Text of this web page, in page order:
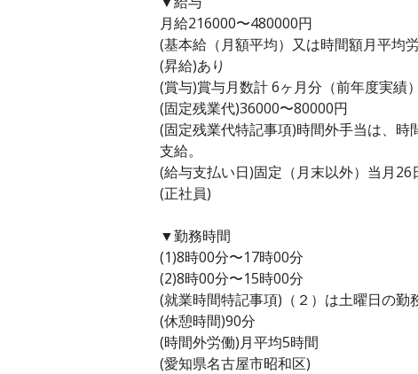
月給216000〜480000円
(基本給（月額平均）又は時間額月平均
(昇給)あり
(賞与)賞与月数計 6ヶ月分（前年度実績）
(固定残業代)36000〜80000円
(固定残業代特記事項)時間外手当は、
支給。
(給与支払い日)固定（月末以外）当月26
(正社員)
▼勤務時間
(1)8時00分〜17時00分
(2)8時00分〜15時00分
(就業時間特記事項)（２）は土曜日の勤
(休憩時間)90分
(時間外労働)月平均5時間
(愛知県名古屋市昭和区)